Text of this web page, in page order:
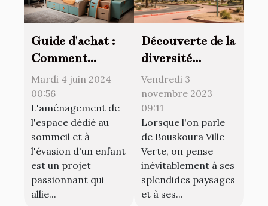
Guide d'achat :
Comment
choisir le lit
combiné parfait
pour la chambre
de votre enfant
Mardi 4 juin 2024
00:56
L'aménagement de
l'espace dédié au
sommeil et à
l'évasion d'un enfant
est un projet
passionnant qui
allie...
Découverte de la
diversité
culturelle à
Bouskoura Ville
Verte pour les
expatriés
Vendredi 3
novembre 2023
09:11
Lorsque l'on parle
de Bouskoura Ville
Verte, on pense
inévitablement à ses
splendides paysages
et à ses...